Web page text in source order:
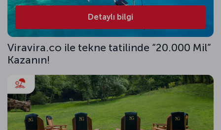
Detaylı bilgi
Viravira.co ile tekne tatilinde “20.000 Mil”
Kazanın!